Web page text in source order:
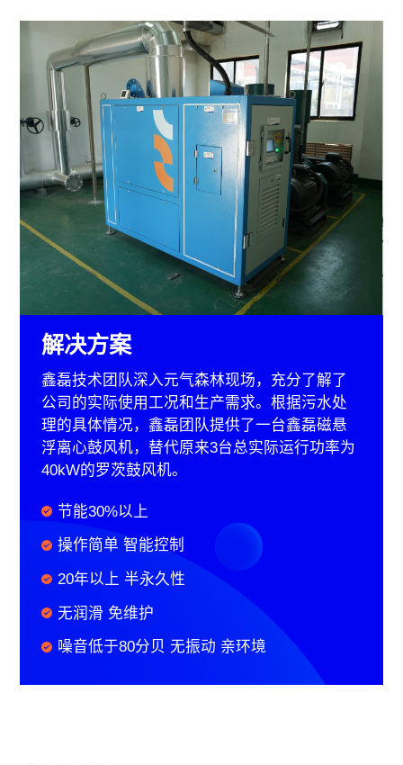
解决方案
鑫磊技术团队深入元气森林现场，充分了解了
公司的实际使用工况和生产需求。根据污水处
理的具体情况，鑫磊团队提供了一台鑫磊磁悬
浮离心鼓风机，替代原来3台总实际运行功率为
40kW的罗茨鼓风机。
节能30%以上
操作简单 智能控制
20年以上 半永久性
无润滑 免维护
噪音低于80分贝 无振动 亲环境